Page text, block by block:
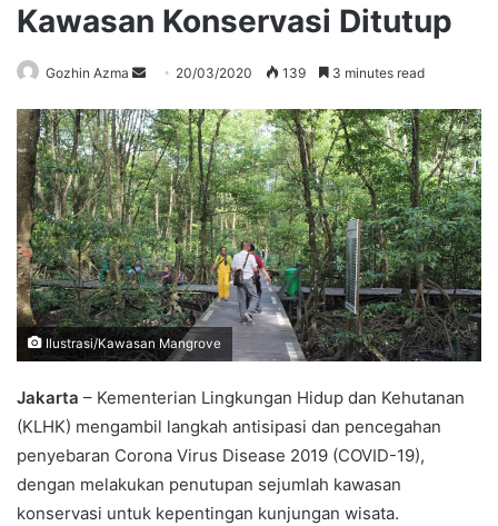
Kawasan Konservasi Ditutup
Gozhin Azma
Send
email
20/03/2020 139 3 minutes read
Ilustrasi/Kawasan Mangrove
Jakarta – Kementerian Lingkungan Hidup dan Kehutanan
(KLHK) mengambil langkah antisipasi dan pencegahan
penyebaran Corona Virus Disease 2019 (COVID-19),
dengan melakukan penutupan sejumlah kawasan
konservasi untuk kepentingan kunjungan wisata.